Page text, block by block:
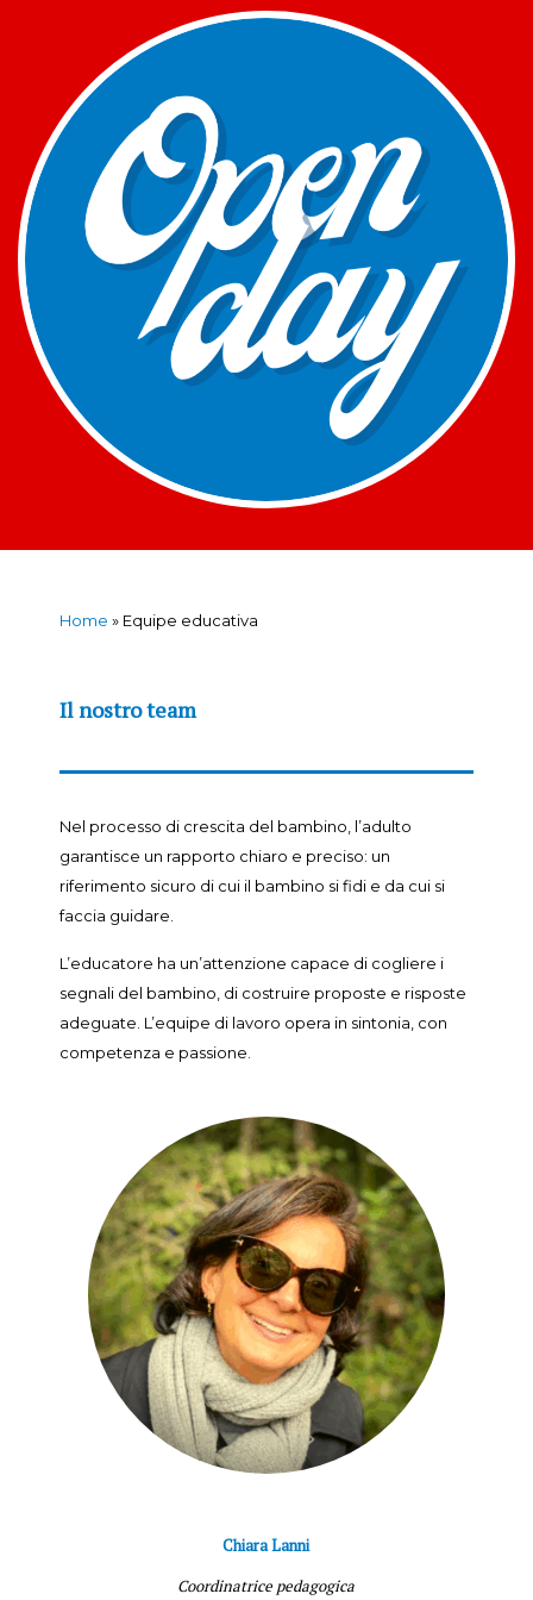
Home » Equipe educativa
Il nostro team
Nel processo di crescita del bambino, l’adulto
garantisce un rapporto chiaro e preciso: un
riferimento sicuro di cui il bambino si fidi e da cui si
faccia guidare.
L’educatore ha un’attenzione capace di cogliere i
segnali del bambino, di costruire proposte e risposte
adeguate. L’equipe di lavoro opera in sintonia, con
competenza e passione.
Chiara Lanni
Coordinatrice pedagogica